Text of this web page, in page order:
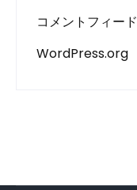
コメントフィード
WordPress.org